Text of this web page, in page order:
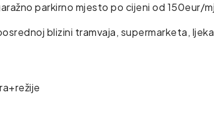
parkirno mjesto po cijeni od 150eur/
blizini tramvaja, supermarketa,